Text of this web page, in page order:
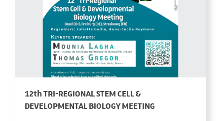
12th TRI-REGIONAL STEM CELL &
DEVELOPMENTAL BIOLOGY MEETING